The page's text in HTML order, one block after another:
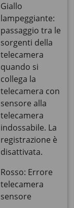
Giallo
lampeggiante:
passaggio tra le
sorgenti della
telecamera
quando si
collega la
telecamera con
sensore alla
telecamera
indossabile. La
registrazione è
disattivata.
Rosso: Errore
telecamera
sensore